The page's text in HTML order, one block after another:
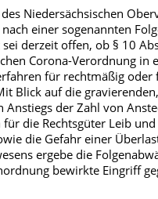
Niedersächsischen
einer sogenannten
sei derzeit offen, ob § 10
Corona-Verordnung in
für rechtmäßig
Blick auf die
Anstiegs der Zahl von
für die Rechtsgüter Leib
die Gefahr einer
ergebe die
bewirkte Eingriff